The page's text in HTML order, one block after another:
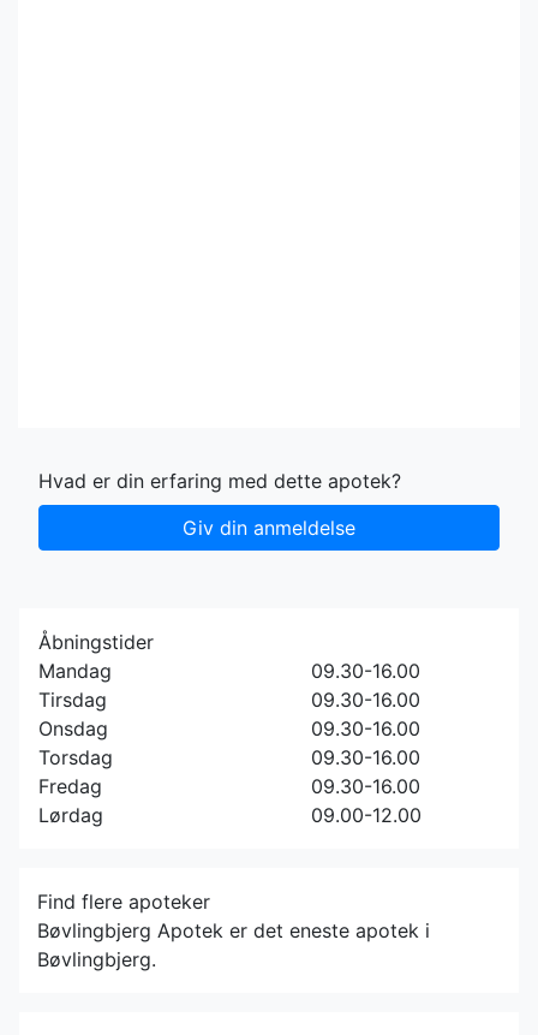
Hvad er din erfaring med dette apotek?
Giv din anmeldelse
Åbningstider
Mandag
09.30-16.00
Tirsdag
09.30-16.00
Onsdag
09.30-16.00
Torsdag
09.30-16.00
Fredag
09.30-16.00
Lørdag
09.00-12.00
Find flere apoteker
Bøvlingbjerg Apotek er det eneste apotek i
Bøvlingbjerg.